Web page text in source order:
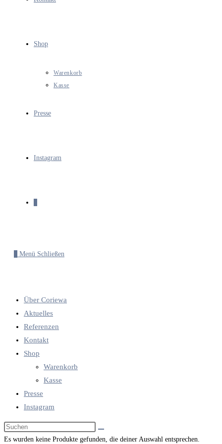
Shop
Warenkorb
Kasse
Presse
Instagram
Menü Schließen
Über Coriewa
Aktuelles
Referenzen
Kontakt
Shop
Warenkorb
Kasse
Presse
Instagram
Diese
Website
Es wurden keine Produkte gefunden, die deiner Auswahl entsprechen.